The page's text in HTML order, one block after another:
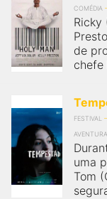
COMÉDIA
Ricky
de
chefe
FESTIVAL
AVENTURA
uma
Tom